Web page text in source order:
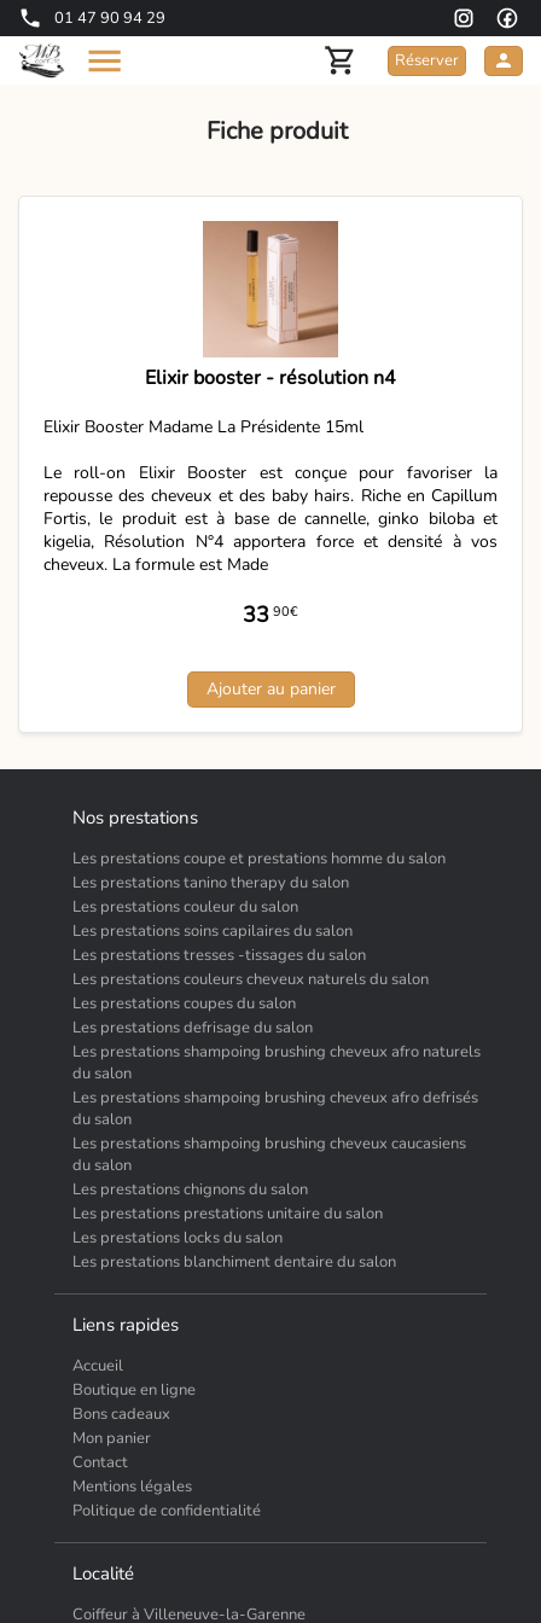
01 47 90 94 29
Réserver
Fiche produit
Elixir booster - résolution n4
Elixir Booster Madame La Présidente 15ml
Le roll-on Elixir Booster est conçue pour favoriser la
repousse des cheveux et des baby hairs. Riche en Capillum
Fortis, le produit est à base de cannelle, ginko biloba et
kigelia, Résolution N°4 apportera force et densité à vos
cheveux. La formule est Made
33 90€
Ajouter au panier
Nos prestations
Les prestations coupe et prestations homme du salon
Les prestations tanino therapy du salon
Les prestations couleur du salon
Les prestations soins capilaires du salon
Les prestations tresses -tissages du salon
Les prestations couleurs cheveux naturels du salon
Les prestations coupes du salon
Les prestations defrisage du salon
Les prestations shampoing brushing cheveux afro naturels
du salon
Les prestations shampoing brushing cheveux afro defrisés
du salon
Les prestations shampoing brushing cheveux caucasiens
du salon
Les prestations chignons du salon
Les prestations prestations unitaire du salon
Les prestations locks du salon
Les prestations blanchiment dentaire du salon
Liens rapides
Accueil
Boutique en ligne
Bons cadeaux
Mon panier
Contact
Mentions légales
Politique de confidentialité
Localité
Coiffeur à Villeneuve-la-Garenne